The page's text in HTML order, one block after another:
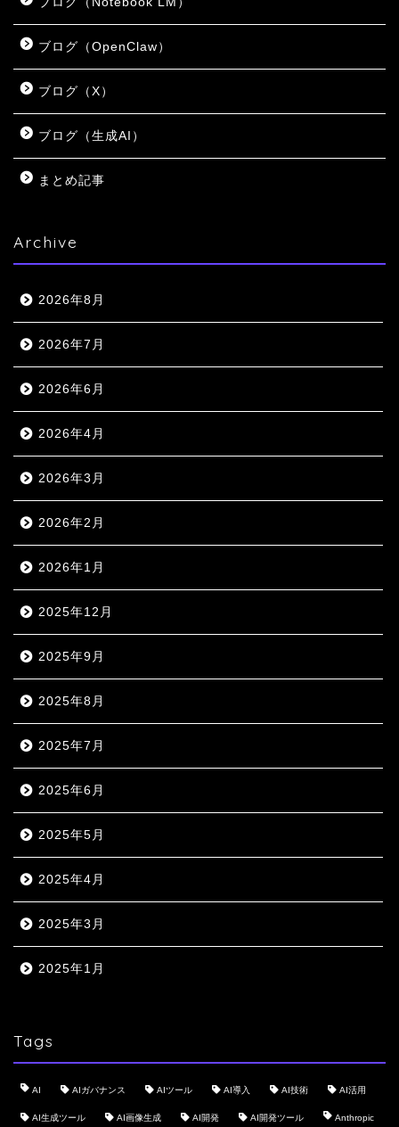
ブログ（OpenClaw）
ブログ（X）
ブログ（生成AI）
まとめ記事
Archive
2026年8月
2026年7月
2026年6月
2026年4月
2026年3月
2026年2月
2026年1月
2025年12月
2025年9月
2025年8月
2025年7月
2025年6月
2025年5月
2025年4月
2025年3月
2025年1月
Tags
AI AIガバナンス AIツール AI導入 AI技術 AI活用
AI生成ツール AI画像生成 AI開発 AI開発ツール Anthropic